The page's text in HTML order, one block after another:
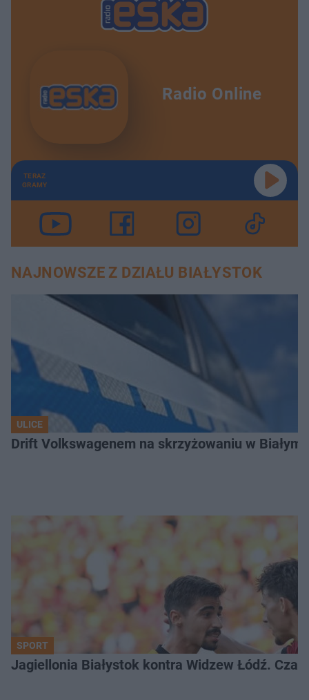
Radio Online
TERAZ
GRAMY
NAJNOWSZE Z DZIAŁU BIAŁYSTOK
ULICE
Drift Volkswagenem na skrzyżowaniu w
SPORT
Jagiellonia Białystok kontra Widzew Łódź.